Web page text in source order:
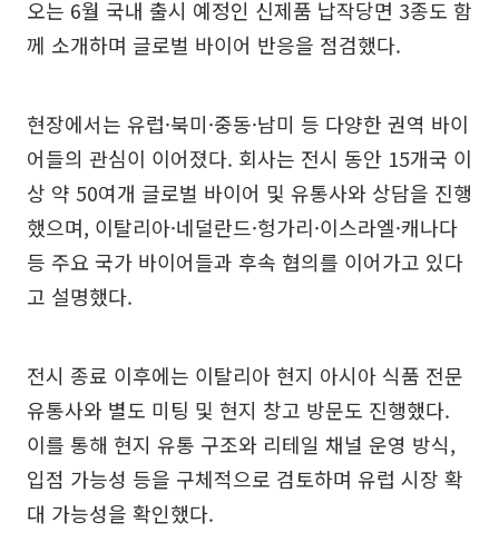
오는 6월 국내 출시 예정인 신제품 납작당면 3종도 함
께 소개하며 글로벌 바이어 반응을 점검했다.
현장에서는 유럽·북미·중동·남미 등 다양한 권역 바이
어들의 관심이 이어졌다. 회사는 전시 동안 15개국 이
상 약 50여개 글로벌 바이어 및 유통사와 상담을 진행
했으며, 이탈리아·네덜란드·헝가리·이스라엘·캐나다
등 주요 국가 바이어들과 후속 협의를 이어가고 있다
고 설명했다.
전시 종료 이후에는 이탈리아 현지 아시아 식품 전문
유통사와 별도 미팅 및 현지 창고 방문도 진행했다.
이를 통해 현지 유통 구조와 리테일 채널 운영 방식,
입점 가능성 등을 구체적으로 검토하며 유럽 시장 확
대 가능성을 확인했다.